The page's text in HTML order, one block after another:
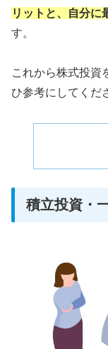
リットと、自分に
す。
これから株式投資
ひ参考にしてくだ
積立投資・